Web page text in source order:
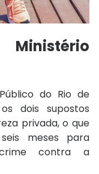
do Rio de
dois supostos
privada, o que
meses para
contra a